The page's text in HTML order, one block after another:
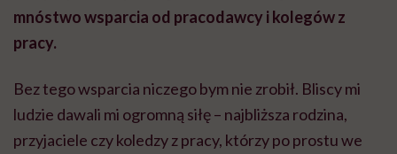
mnóstwo wsparcia od pracodawcy i kolegów z
pracy.
Bez tego wsparcia niczego bym nie zrobił. Bliscy mi
ludzie dawali mi ogromną siłę – najbliższa rodzina,
przyjaciele czy koledzy z pracy, którzy po prostu we